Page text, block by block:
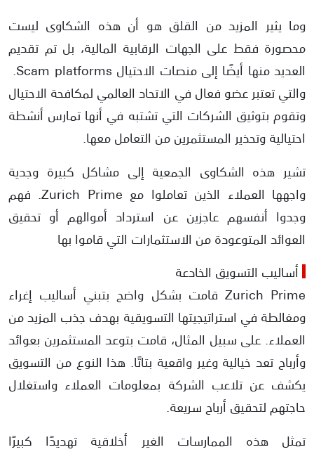
وما يثير المزيد من القلق هو أن هذه الشكاوى ليست
محصورة فقط على الجهات الرقابية المالية، بل تم تقديم
العديد منها أيضًا إلى منصات الاحتيال Scam platforms.
والتي تعتبر عضو فعال في الاتحاد العالمي لمكافحة الاحتيال
وتقوم بتوثيق الشركات التي تشتبه في أنها تمارس أنشطة
احتيالية وتحذير المستثمرين من التعامل معها.
تشير هذه الشكاوى الجمعية إلى مشاكل كبيرة وجدية
واجهها العملاء الذين تعاملوا مع Zurich Prime. فهم
وجدوا أنفسهم عاجزين عن استرداد أموالهم أو تحقيق
العوائد المتوعودة من الاستثمارات التي قاموا بها
أساليب التسويق الخادعة
Zurich Prime قامت بشكل واضح بتبني أساليب إغراء
ومغالطة في استراتيجيتها التسويقية بهدف جذب المزيد من
العملاء. على سبيل المثال، قامت بتوعد المستثمرين بعوائد
وأرباح تعد خيالية وغير واقعية بتاتًا. هذا النوع من التسويق
يكشف عن تلاعب الشركة بمعلومات العملاء واستغلال
حاجتهم لتحقيق أرباح سريعة.
تمثل هذه الممارسات الغير أخلاقية تهديدًا كبيرًا